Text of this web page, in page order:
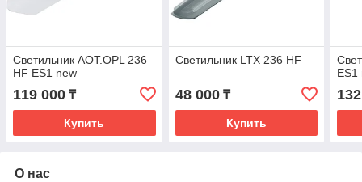
Светильник AOT.OPL 236
HF ES1 new
119 000 ₸
Купить
Светильник LTX 236 HF
48 000₸
Купить
ES1
О нас